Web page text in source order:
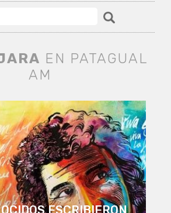
EN PATAGUAL
AM
ESCRIBIERON